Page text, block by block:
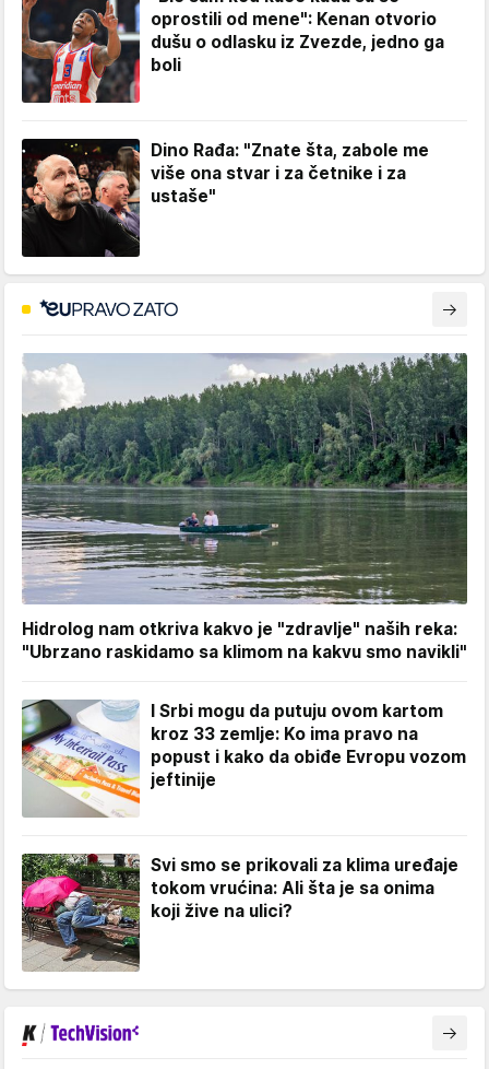
oprostili od mene": Kenan otvorio
dušu o odlasku iz Zvezde, jedno ga
boli
Dino Rađa: "Znate šta, zabole me
više ona stvar i za četnike i za
ustaše"
Hidrolog nam otkriva kakvo je "zdravlje" naših reka:
"Ubrzano raskidamo sa klimom na kakvu smo navikli"
I Srbi mogu da putuju ovom kartom
kroz 33 zemlje: Ko ima pravo na
popust i kako da obiđe Evropu vozom
jeftinije
Svi smo se prikovali za klima uređaje
tokom vrućina: Ali šta je sa onima
koji žive na ulici?